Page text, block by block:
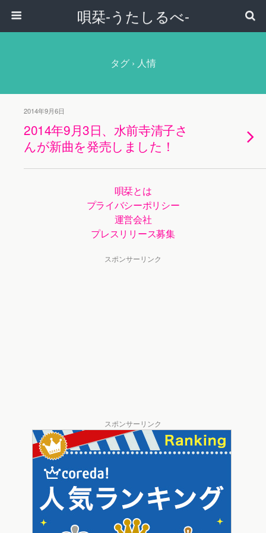
唄栞-うたしるべ-
タグ › 人情
2014年9月6日
2014年9月3日、水前寺清子さ
んが新曲を発売しました！
唄栞とは
プライバシーポリシー
運営会社
プレスリリース募集
スポンサーリンク
スポンサーリンク